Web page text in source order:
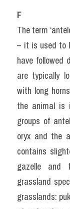
F
The term
– it is used to
have followed
are typically
with long
the animal is
groups of
oryx and the
contains
gazelle and
grassland
grasslands: